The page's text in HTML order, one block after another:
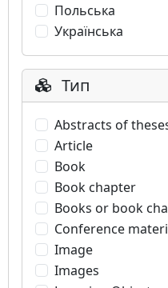
Польська
Українська
Тип
Abstracts of
Article
Book
Book chapter
Books or book
Conference
Image
Images